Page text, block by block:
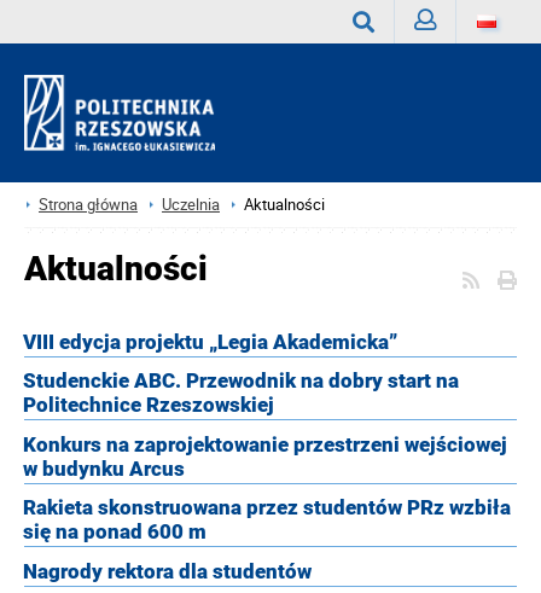
Strona główna Uczelnia Aktualności
Aktualności
VIII edycja projektu „Legia Akademicka”
Studenckie ABC. Przewodnik na dobry start na
Politechnice Rzeszowskiej
Konkurs na zaprojektowanie przestrzeni wejściowej
w budynku Arcus
Rakieta skonstruowana przez studentów PRz wzbiła
się na ponad 600 m
Nagrody rektora dla studentów